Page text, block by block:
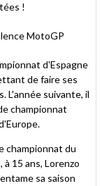
!
d'Espagne
de faire ses
L'année suivante, il
championnat
championnat du
15 ans, Lorenzo
sa saison